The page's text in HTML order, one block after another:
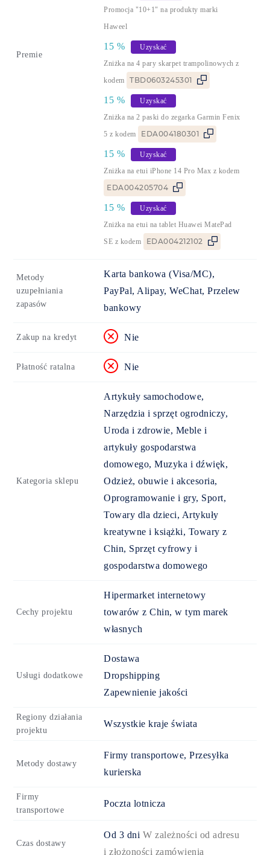
Premie
Promocja "10+1" na produkty marki
Haweel
15 %
Uzyskać
Zniżka na 4 pary skarpet trampolinowych z
kodem
TBD0603245301
15 %
Uzyskać
Zniżka na 2 paski do zegarka Garmin Fenix
5 z kodem
EDA004180301
15 %
Uzyskać
Zniżka na etui iPhone 14 Pro Max z kodem
EDA004205704
15 %
Uzyskać
Zniżka na etui na tablet Huawei MatePad
SE z kodem
EDA004212102
Metody
uzupełniania
zapasów
Karta bankowa (Visa/MC),
PayPal, Alipay, WeChat, Przelew
bankowy
Zakup na kredyt Nie
Płatność ratalna Nie
Kategoria sklepu
Artykuły samochodowe,
Narzędzia i sprzęt ogrodniczy,
Uroda i zdrowie, Meble i
artykuły gospodarstwa
domowego, Muzyka i dźwięk,
Odzież, obuwie i akcesoria,
Oprogramowanie i gry, Sport,
Towary dla dzieci, Artykuły
kreatywne i książki, Towary z
Chin, Sprzęt cyfrowy i
gospodarstwa domowego
Cechy projektu
Hipermarket internetowy
towarów z Chin, w tym marek
własnych
Usługi dodatkowe
Dostawa
Dropshipping
Zapewnienie jakości
Regiony działania
projektu
Wszystkie kraje świata
Metody dostawy
Firmy transportowe, Przesyłka
kurierska
Firmy
transportowe
Poczta lotnicza
Czas dostawy
Od 3 dni W zależności od adresu
i złożoności zamówienia